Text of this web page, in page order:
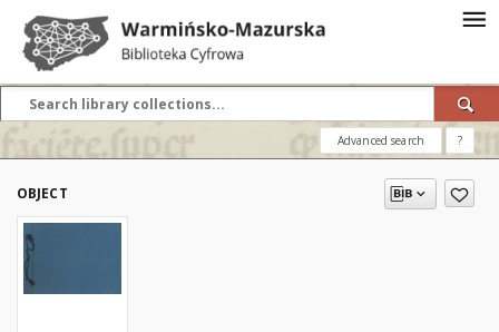
Advanced search ?
OBJECT